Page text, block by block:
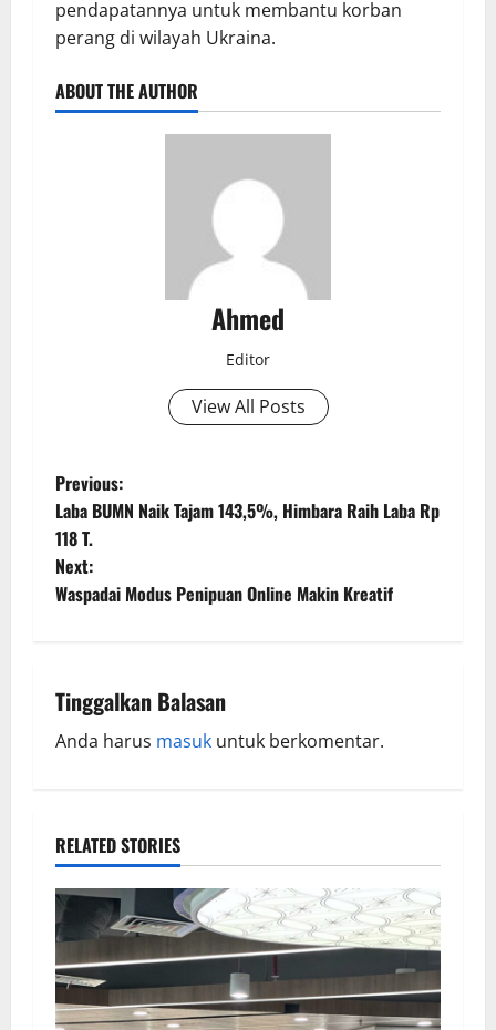
pendapatannya untuk membantu korban
perang di wilayah Ukraina.
ABOUT THE AUTHOR
Ahmed
Editor
View All Posts
Previous:
Laba BUMN Naik Tajam 143,5%, Himbara Raih Laba Rp
118 T.
Next:
Waspadai Modus Penipuan Online Makin Kreatif
Tinggalkan Balasan
Anda harus masuk untuk berkomentar.
RELATED STORIES